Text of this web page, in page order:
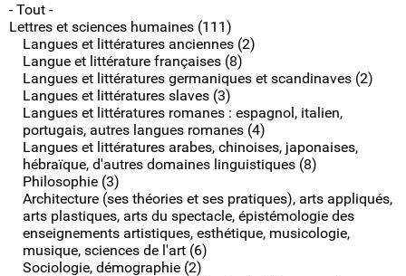
- Tout -
Lettres et sciences humaines (111)
Langues et littératures anciennes (2)
Langue et littérature françaises (8)
Langues et littératures germaniques et scandinaves (2)
Langues et littératures slaves (3)
Langues et littératures romanes : espagnol, italien,
portugais, autres langues romanes (4)
Langues et littératures arabes, chinoises, japonaises,
hébraïque, d'autres domaines linguistiques (8)
Philosophie (3)
Architecture (ses théories et ses pratiques), arts appliqués,
arts plastiques, arts du spectacle, épistémologie des
enseignements artistiques, esthétique, musicologie,
musique, sciences de l'art (6)
Sociologie, démographie (2)